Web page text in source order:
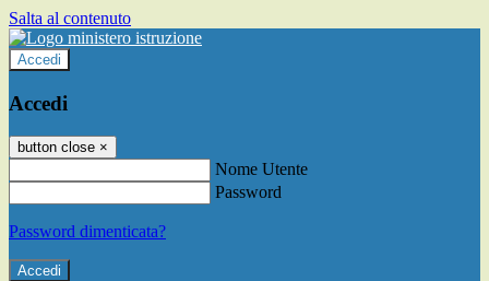
Salta al contenuto
Accedi
Accedi
button close ×
Nome Utente
Password
Password dimenticata?